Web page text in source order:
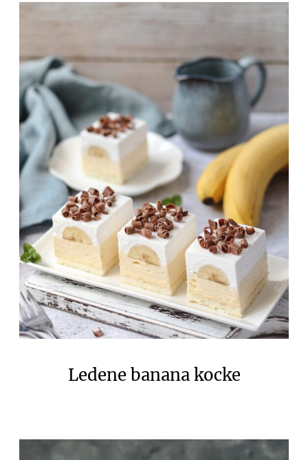
Ledene banana kocke